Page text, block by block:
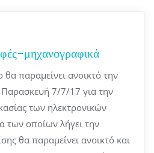
μηχανογραφικά
παραμείνει ανοικτό την
7/7/17 για την
των ηλεκτρονικών
των οποίων λήγει την
θα παραμείνει ανοικτό και